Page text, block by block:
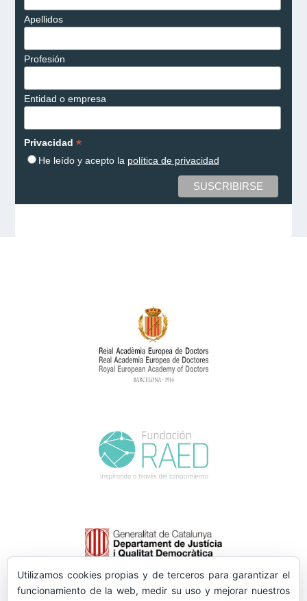
Apellidos
Profesión
Entidad o empresa
Privacidad *
He leído y acepto la política de privacidad
Utilizamos cookies propias y de terceros para garantizar el
funcionamiento de la web, medir su uso y mejorar nuestros